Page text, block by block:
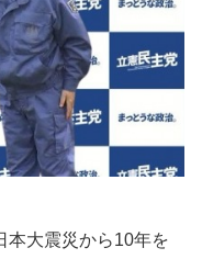
大震災から10年を